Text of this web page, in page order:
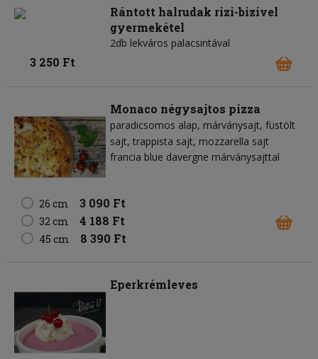
Rántott halrudak rizi-bizivel
gyermekétel
2db lekváros palacsintával
3 250 Ft
Monaco négysajtos pizza
paradicsomos alap márványsajt füstölt
sajt trappista sajt mozzarella sajt
francia blue davergne márványsajttal
26 cm 3 090 Ft
32 cm 4 188 Ft
45 cm 8 390 Ft
Eperkrémleves